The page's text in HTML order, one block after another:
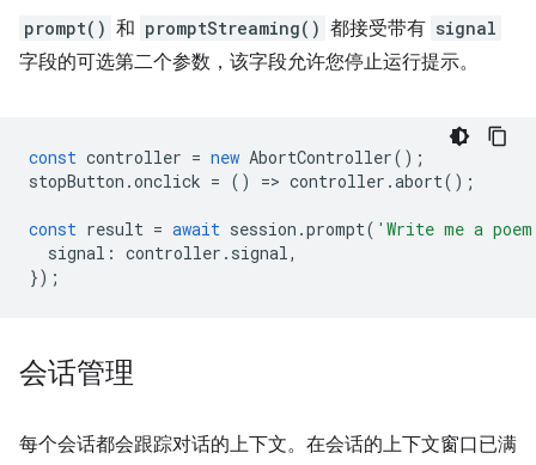
prompt() 和 promptStreaming() 都接受带有 signal
字段的可选第二个参数，该字段允许您停止运行提示。
const controller = new AbortController();
stopButton .onclick = () => controller .abort();
const result = await session .prompt( 'Write me a
signal : controller . signal,
});
会话管理
每个会话都会跟踪对话的上下文。在会话的上下文窗口已满